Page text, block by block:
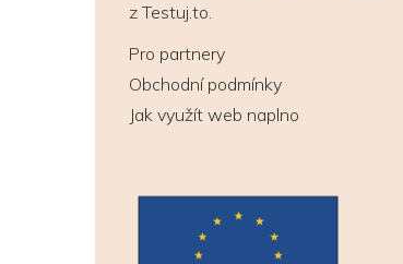
z Testuj.to.
Pro partnery
Obchodní podmínky
Jak využít web naplno